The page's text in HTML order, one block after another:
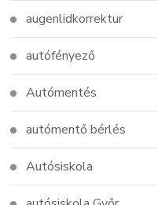
augenlidkorrektur
autófényező
Autómentés
autómentő bérlés
Autósiskola